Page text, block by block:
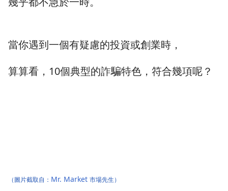
當你遇到一個有疑慮的投資或創業時，
算算看，10個典型的詐騙特色，符合幾項呢？
（圖片截取自： Mr. Market 市場先生）